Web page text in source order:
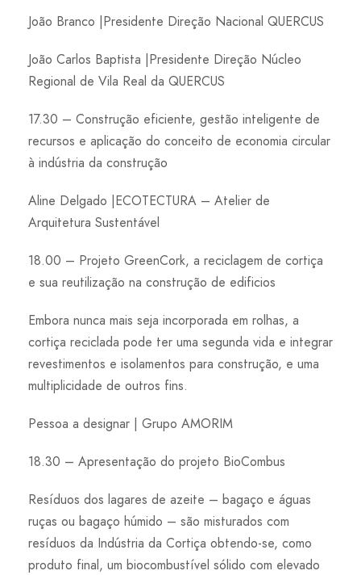
João Branco |Presidente Direção Nacional QUERCUS
João Carlos Baptista |Presidente Direção Núcleo
Regional de Vila Real da QUERCUS
17.30 – Construção eficiente, gestão inteligente de
recursos e aplicação do conceito de economia circular
à indústria da construção
Aline Delgado |ECOTECTURA – Atelier de
Arquitetura Sustentável
18.00 – Projeto GreenCork, a reciclagem de cortiça
e sua reutilização na construção de edificios
Embora nunca mais seja incorporada em rolhas, a
cortiça reciclada pode ter uma segunda vida e integrar
revestimentos e isolamentos para construção, e uma
multiplicidade de outros fins.
Pessoa a designar | Grupo AMORIM
18.30 – Apresentação do projeto BioCombus
Resíduos dos lagares de azeite – bagaço e águas
ruças ou bagaço húmido – são misturados com
resíduos da Indústria da Cortiça obtendo-se, como
produto final, um biocombustível sólido com elevado